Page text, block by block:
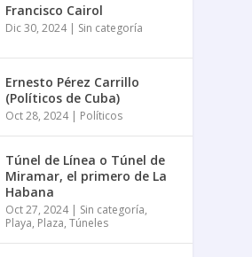
Francisco Cairol
Dic 30, 2024| Sin categoría
Ernesto Pérez Carrillo
(Políticos de Cuba)
Oct 28, 2024| Políticos
Túnel de Línea o Túnel de
Miramar, el primero de La
Habana
Oct 27, 2024| Sin categoría,
Playa, Plaza,Túneles